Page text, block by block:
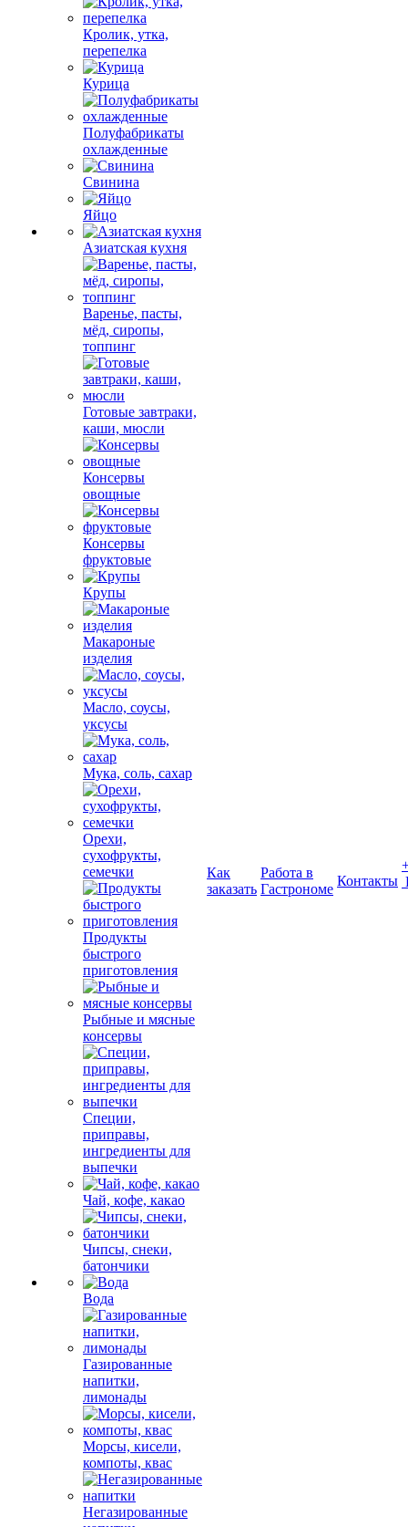
Кролик, утка,
перепелка
Курица
Полуфабрикаты
охлажденные
Свинина
Яйцо
Азиатская кухня
Варенье, пасты,
мёд, сиропы,
топпинг
Готовые завтраки,
каши, мюсли
Консервы
овощные
Консервы
фруктовые
Крупы
Макароные
изделия
Масло, соусы,
уксусы
Мука, соль, сахар
Орехи,
сухофрукты,
семечки
Продукты
быстрого
приготовления
Рыбные и мясные
консервы
Специи,
приправы,
ингредиенты для
выпечки
Чай, кофе, какао
Чипсы, снеки,
батончики
Вода
Газированные
напитки,
лимонады
Морсы, кисели,
компоты, квас
Негазированные
Как
заказать
Работа в
Гастрономе
Контакты